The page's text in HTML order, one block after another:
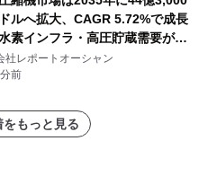
ルへ拡大、CAGR 5.72%で成長
素インフラ・高圧貯蔵需要が牽
市場
社レポートオーシャン
前
をもっと見る